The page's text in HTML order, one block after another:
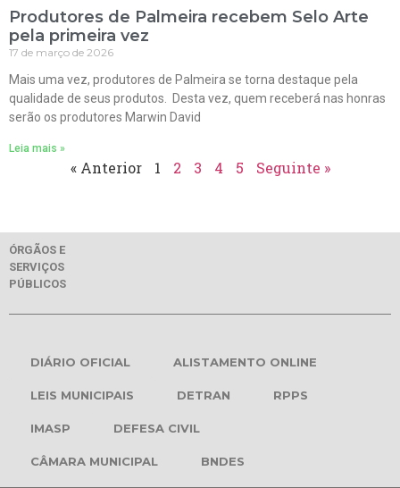
Produtores de Palmeira recebem Selo Arte
pela primeira vez
17 de março de 2026
Mais uma vez, produtores de Palmeira se torna destaque pela
qualidade de seus produtos. Desta vez, quem receberá nas honras
serão os produtores Marwin David
Leia mais »
« Anterior 1 2 3 4 5 Seguinte »
ÓRGÃOS E
SERVIÇOS
PÚBLICOS
DIÁRIO OFICIAL ALISTAMENTO ONLINE
LEIS MUNICIPAIS DETRAN RPPS
IMASP DEFESA CIVIL
CÂMARA MUNICIPAL BNDES